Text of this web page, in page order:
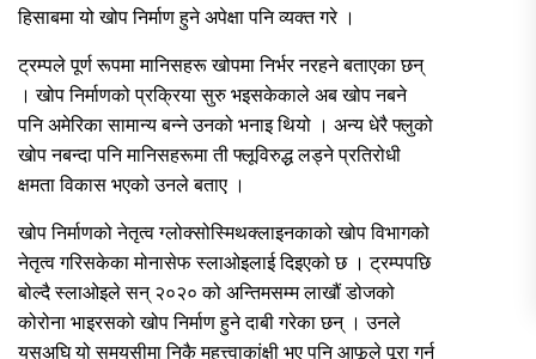
हिसाबमा यो खोप निर्माण हुने अपेक्षा पनि व्यक्त गरे ।
ट्रम्पले पूर्ण रूपमा मानिसहरू खोपमा निर्भर नरहने बताएका छन्
। खोप निर्माणको प्रक्रिया सुरु भइसकेकाले अब खोप नबने
पनि अमेरिका सामान्य बन्ने उनको भनाइ थियो । अन्य धेरै फ्लुको
खोप नबन्दा पनि मानिसहरूमा ती फ्लूविरुद्ध लड्ने प्रतिरोधी
क्षमता विकास भएको उनले बताए ।
खोप निर्माणको नेतृत्व ग्लोक्सोस्मिथक्लाइनकाको खोप विभागको
नेतृत्व गरिसकेका मोनासेफ स्लाओइलाई दिइएको छ । ट्रम्पपछि
बोल्दै स्लाओइले सन् २०२० को अन्तिमसम्म लाखौं डोजको
कोरोना भाइरसको खोप निर्माण हुने दाबी गरेका छन् । उनले
यसअघि यो समयसीमा निकै महत्त्वाकांक्षी भए पनि आफूले पूरा गर्न